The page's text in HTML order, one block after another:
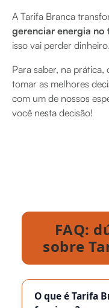
A Tarifa Branca
gerenciar energia no
isso vai perder dinheiro.
Para saber, na
tomar as melhores
com um de nossos
você nesta decisão!
FAQ:
sobre
O que é Tarifa